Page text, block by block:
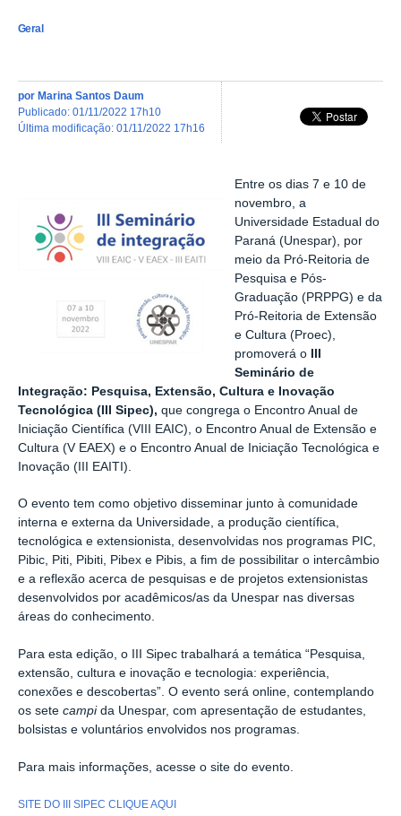
Geral
por Marina Santos Daum
publicado: 01/11/2022 17h10
última modificação: 01/11/2022 17h16
Entre os dias 7 e 10 de
novembro, a
Universidade Estadual do
Paraná (Unespar), por
meio da Pró-Reitoria de
Pesquisa e Pós-
Graduação (PRPPG) e da
Pró-Reitoria de Extensão
e Cultura (Proec),
promoverá o
Seminário de
Integração: Pesquisa, Extensão, Cultura e Inovação
Tecnológica (III Sipec), que congrega o Encontro Anual de
Iniciação Científica (VIII EAIC), o Encontro Anual de Extensão e
Cultura (V EAEX) e o Encontro Anual de Iniciação Tecnológica e
Inovação (III EAITI).
O evento tem como objetivo disseminar junto à comunidade
interna e externa da Universidade, a produção científica,
tecnológica e extensionista, desenvolvidas nos programas PIC,
Pibic, Piti, Pibiti, Pibex e Pibis, a fim de possibilitar o intercâmbio
e a reflexão acerca de pesquisas e de projetos extensionistas
desenvolvidos por acadêmicos/as da Unespar nas diversas
áreas do conhecimento.
Para esta edição, o III Sipec trabalhará a temática “Pesquisa,
extensão, cultura e inovação e tecnologia: experiência,
conexões e descobertas”. O evento será online, contemplando
os sete campida Unespar, com apresentação de estudantes,
bolsistas e voluntários envolvidos nos programas.
Para mais informações, acesse o site do evento.
SITE DO III SIPEC CLIQUE AQUI